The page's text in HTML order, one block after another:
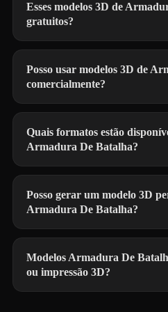
Esses modelos 3D de
gratuitos?
Posso usar modelos 3D de
comercialmente?
Quais formatos estão
Armadura De Batalha?
Posso gerar um modelo 3D
Armadura De Batalha?
Modelos Armadura De
ou impressão 3D?